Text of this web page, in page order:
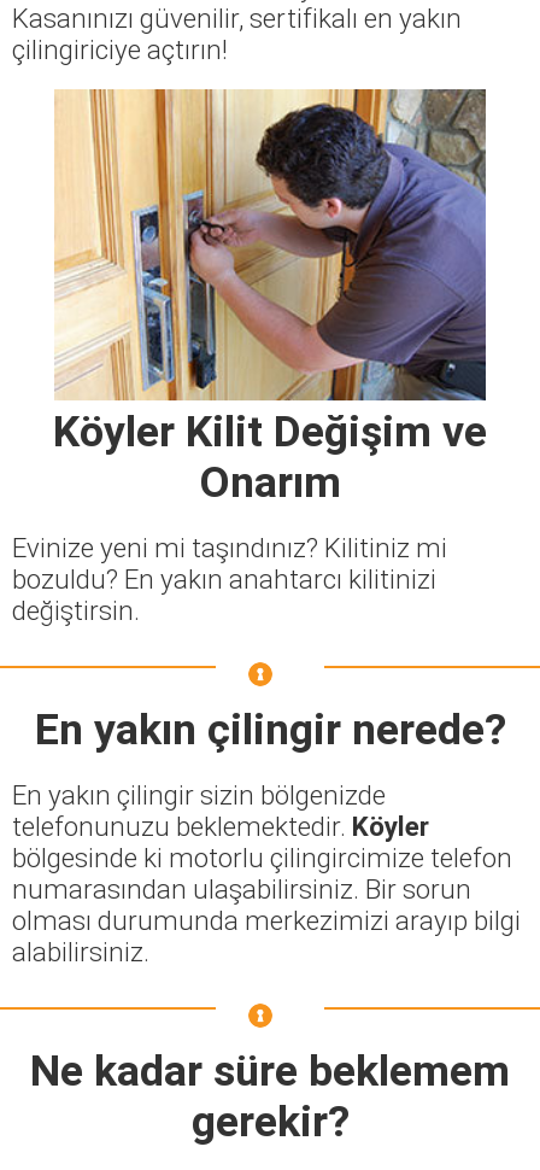
Kasanınızı güvenilir, sertifikalı en yakın
çilingiriciye açtırın!
Köyler Kilit Değişim ve
Onarım
Evinize yeni mi taşındınız? Kilitiniz mi
bozuldu? En yakın anahtarcı kilitinizi
değiştirsin.
En yakın çilingir nerede?
En yakın çilingir sizin bölgenizde
telefonunuzu beklemektedir. Köyler
bölgesinde ki motorlu çilingircimize telefon
numarasından ulaşabilirsiniz. Bir sorun
olması durumunda merkezimizi arayıp bilgi
alabilirsiniz.
Ne kadar süre beklemem
gerekir?